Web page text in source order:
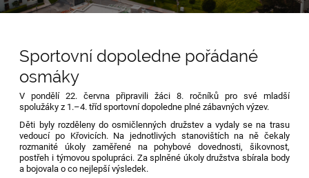
Sportovní dopoledne pořádané
osmáky
V pondělí 22. června připravili žáci 8. ročníků pro své mladší
spolužáky z 1.–4. tříd sportovní dopoledne plné zábavných výzev.
Děti byly rozděleny do osmičlenných družstev a vydaly se na trasu
vedoucí po Křovicích. Na jednotlivých stanovištích na ně čekaly
rozmanité úkoly zaměřené na pohybové dovednosti, šikovnost,
postřeh i týmovou spolupráci. Za splněné úkoly družstva sbírala body
a bojovala o co nejlepší výsledek.